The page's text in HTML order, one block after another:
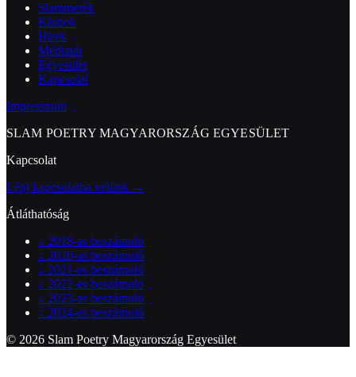
Slammerek
Klubok
Hírek
Médiatár
Egyesület
Kapcsolat
Impresszum
SLAM POETRY MAGYARORSZÁG EGYESÜLET
Kapcsolat
Lépj kapcsolatba velünk →
Átláthatóság
↓ 2018-as beszámoló
↓ 2020-as beszámoló
↓ 2021-es beszámoló
↓ 2022-es beszámoló
↓ 2023-as beszámoló
↓ 2024-es beszámoló
© 2026 Slam Poetry Magyarország Egyesület